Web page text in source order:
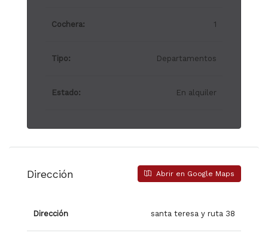
Cochera: 1
Tipo: Departamentos
Estado: En alquiler
Dirección Abrir en Google Maps
Dirección santa teresa y ruta 38